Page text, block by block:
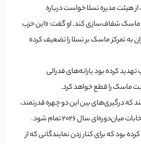
از هیئت مدیره تسلا خواست درباره
شفاف‌سازی کند. او گفت: «این حزب
به تمرکز ماسک بر تسلا را تضعیف کرده
کرده بود یارانه‌های فدرالی
ماسک را قطع خواهد کرد.
که درگیری‌های بین این دو چهره قدرتمند،
سال ۲۰۲۶ تمام شود.
بود که برای کنار زدن نمایندگانی که از